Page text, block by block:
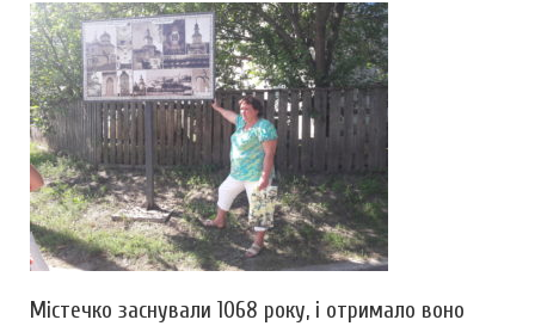
Містечко заснували 1068 року, і отримало воно